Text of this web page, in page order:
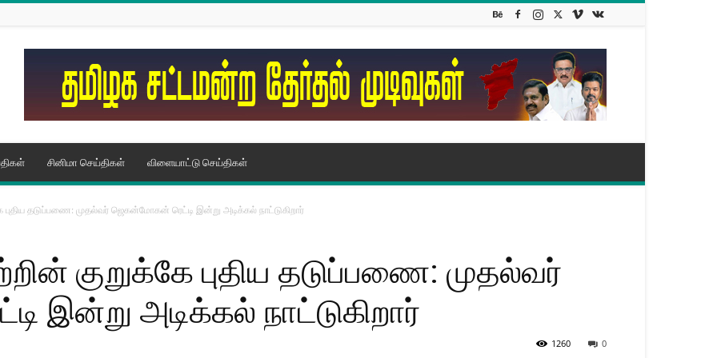
சினிமா செய்திகள் விளையாட்டு செய்திகள்
புதிய தடுப்பணை: முதல்வர் ஜெகன்மோகன் ரெட்டி இன்று அடிக்கல் நாட்டுகிறார்
குறுக்கே புதிய தடுப்பணை: முதல்வர்
இன்று அடிக்கல் நாட்டுகிறார்
0
1260